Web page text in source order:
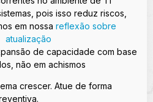
pois isso reduz riscos,
em nossa reflexão sobre
atualização
de capacidade com base
não em achismos
crescer. Atue de forma